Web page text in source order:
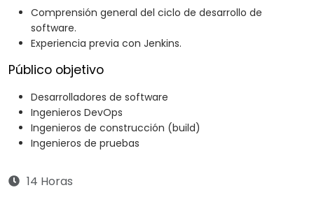
Comprensión general del ciclo de desarrollo de
software.
Experiencia previa con Jenkins.
Público objetivo
Desarrolladores de software
Ingenieros DevOps
Ingenieros de construcción (build)
Ingenieros de pruebas
14 Horas